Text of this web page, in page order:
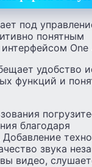
под
понятным
One
удобство
функций и
благодаря
звука
видео,